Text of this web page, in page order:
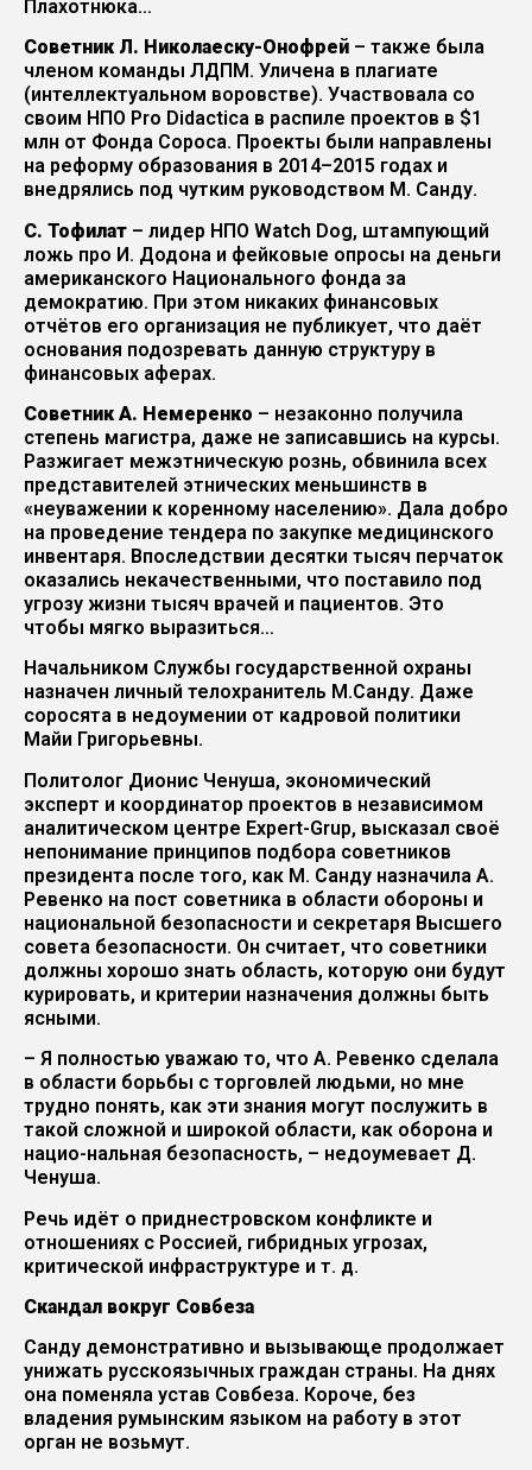
Плахотнюка…
Советник Л. Николаеску-Онофрей – также была
членом команды ЛДПМ. Уличена в плагиате
(интеллектуальном воровстве). Участвовала со
своим НПО Pro Didactica в распиле проектов в $1
млн от Фонда Сороса. Проекты были направлены
на реформу образования в 2014–2015 годах и
внедрялись под чутким руководством М. Санду.
С. Тофилат – лидер НПО Watch Dog, штампующий
ложь про И. Додона и фейковые опросы на деньги
американского Национального фонда за
демократию. При этом никаких финансовых
отчётов его организация не публикует, что даёт
основания подозревать данную структуру в
финансовых аферах.
Советник А. Немеренко – незаконно получила
степень магистра, даже не записавшись на курсы.
Разжигает межэтническую рознь, обвинила всех
представителей этнических меньшинств в
«неуважении к коренному населению». Дала добро
на проведение тендера по закупке медицинского
инвентаря. Впоследствии десятки тысяч перчаток
оказались некачественными, что поставило под
угрозу жизни тысяч врачей и пациентов. Это
чтобы мягко выразиться…
Начальником Службы государственной охраны
назначен личный телохранитель М.Санду. Даже
соросята в недоумении от кадровой политики
Майи Григорьевны.
Политолог Дионис Ченуша, экономический
эксперт и координатор проектов в независимом
аналитическом центре Expert-Grup, высказал своё
непонимание принципов подбора советников
президента после того, как М. Санду назначила А.
Ревенко на пост советника в области обороны и
национальной безопасности и секретаря Высшего
совета безопасности. Он считает, что советники
должны хорошо знать область, которую они будут
курировать, и критерии назначения должны быть
ясными.
– Я полностью уважаю то, что А. Ревенко сделала
в области борьбы с торговлей людьми, но мне
трудно понять, как эти знания могут послужить в
такой сложной и широкой области, как оборона и
нацио-нальная безопасность, – недоумевает Д.
Ченуша.
Речь идёт о приднестровском конфликте и
отношениях с Россией, гибридных угрозах,
критической инфраструктуре и т. д.
Скандал вокруг Совбеза
Санду демонстративно и вызывающе продолжает
унижать русскоязычных граждан страны. На днях
она поменяла устав Совбеза. Короче, без
владения румынским языком на работу в этот
орган не возьмут.